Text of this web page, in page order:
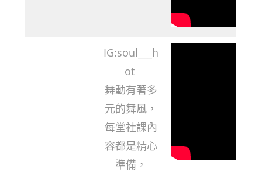
IG:soul___h
ot
舞動有著多
元的舞風，
每堂社課內
容都是精心
準備，